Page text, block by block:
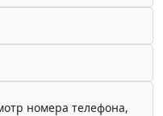
номера телефона,